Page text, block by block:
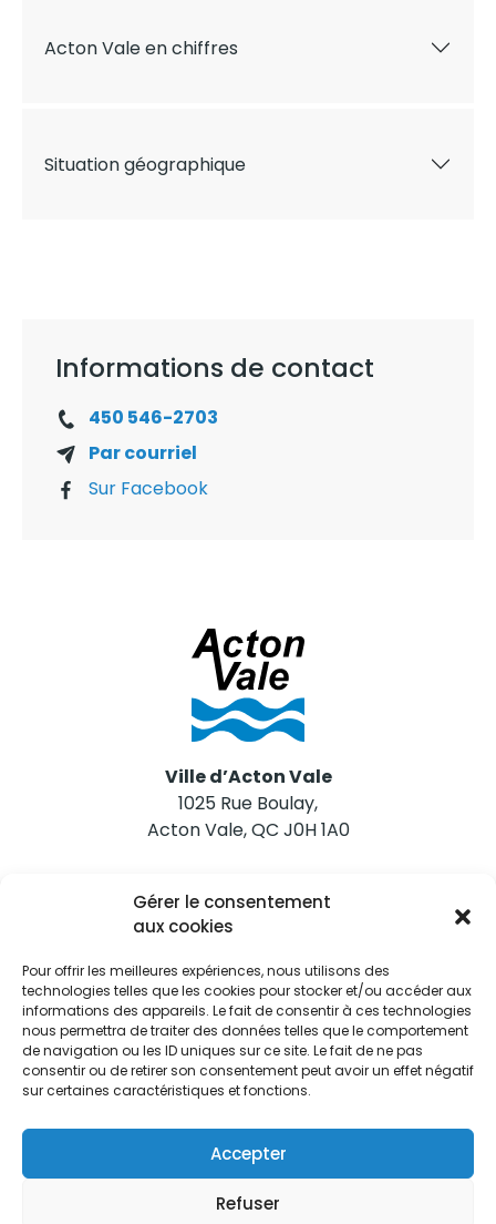
Gérer le consentement
aux cookies
Pour offrir les meilleures expériences, nous utilisons des
technologies telles que les cookies pour stocker et/ou accéder aux
informations des appareils. Le fait de consentir à ces technologies
nous permettra de traiter des données telles que le comportement
de navigation ou les ID uniques sur ce site. Le fait de ne pas
consentir ou de retirer son consentement peut avoir un effet négatif
sur certaines caractéristiques et fonctions.
Accepter
Refuser
Acton Vale en chiffres
Situation géographique
Informations de contact
450 546-2703
Par courriel
Sur Facebook
Ville d’Acton Vale
1025 Rue Boulay,
Acton Vale, QC J0H 1A0
Nous joindre
Tél. 450 546-2703
Restez informés
Abonnez-vous aux alertes municipales
Je m'abonne